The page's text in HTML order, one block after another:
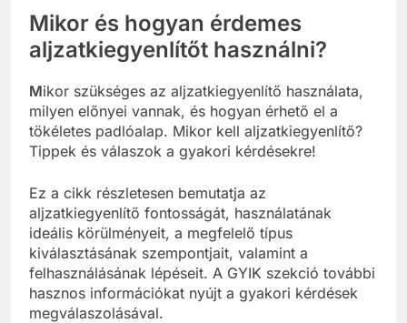
Mikor és hogyan érdemes
aljzatkiegyenlítőt használni?
Mikor szükséges az aljzatkiegyenlítő használata,
milyen előnyei vannak, és hogyan érhető el a
tökéletes padlóalap. Mikor kell aljzatkiegyenlítő?
Tippek és válaszok a gyakori kérdésekre!
Ez a cikk részletesen bemutatja az
aljzatkiegyenlítő fontosságát, használatának
ideális körülményeit, a megfelelő típus
kiválasztásának szempontjait, valamint a
felhasználásának lépéseit. A GYIK szekció további
hasznos információkat nyújt a gyakori kérdések
megválaszolásával.